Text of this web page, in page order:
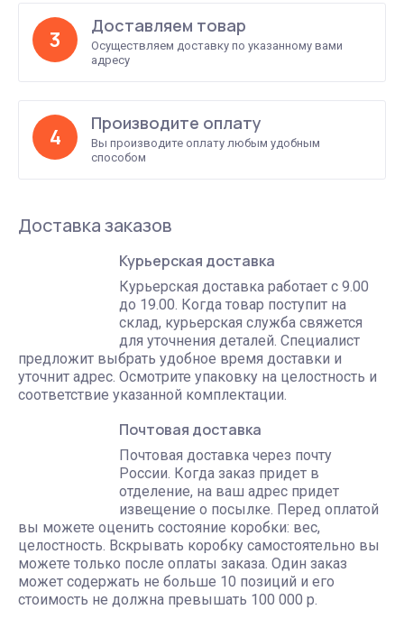
3
Доставляем товар
Осуществляем доставку по указанному вами
адресу
4
Производите оплату
Вы производите оплату любым удобным
способом
Доставка заказов
Курьерская доставка
Курьерская доставка работает с 9.00
до 19.00. Когда товар поступит на
склад, курьерская служба свяжется
для уточнения деталей. Специалист
предложит выбрать удобное время доставки и
уточнит адрес. Осмотрите упаковку на целостность и
соответствие указанной комплектации.
Почтовая доставка
Почтовая доставка через почту
России. Когда заказ придет в
отделение, на ваш адрес придет
извещение о посылке. Перед оплатой
вы можете оценить состояние коробки: вес,
целостность. Вскрывать коробку самостоятельно вы
можете только после оплаты заказа. Один заказ
может содержать не больше 10 позиций и его
стоимость не должна превышать 100 000 р.